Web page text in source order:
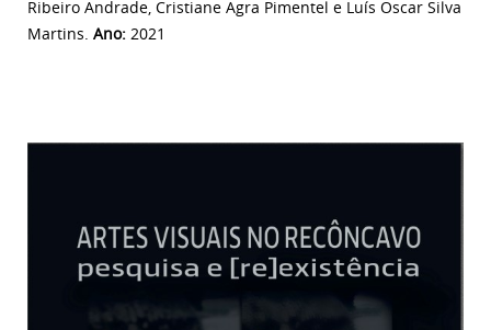
Ribeiro Andrade, Cristiane Agra Pimentel e Luís Oscar Silva
Martins. Ano: 2021